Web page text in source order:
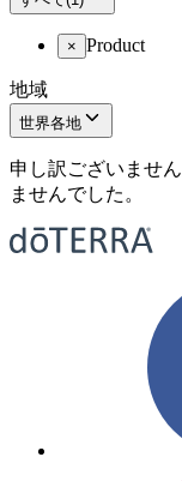
× Product
地域
世界各地
申し訳ございませ
ませんでした。